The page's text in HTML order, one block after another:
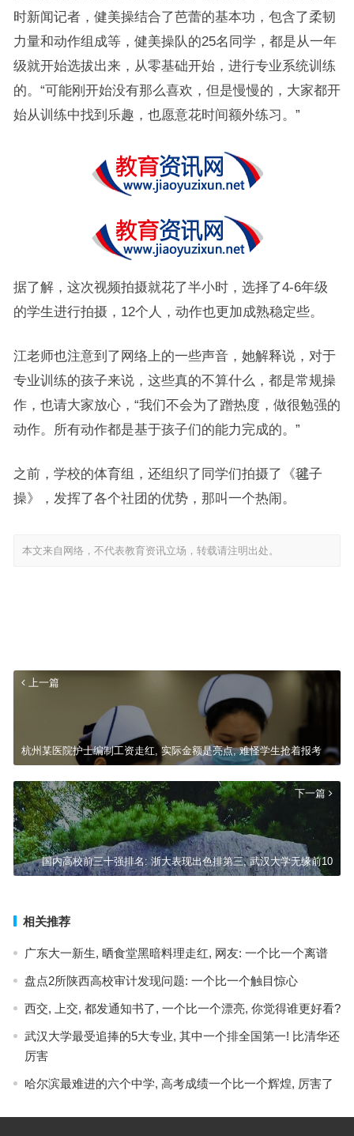
时新闻记者，健美操结合了芭蕾的基本功，包含了柔韧
力量和动作组成等，健美操队的25名同学，都是从一年
级就开始选拔出来，从零基础开始，进行专业系统训练
的。“可能刚开始没有那么喜欢，但是慢慢的，大家都开
始从训练中找到乐趣，也愿意花时间额外练习。”
据了解，这次视频拍摄就花了半小时，选择了4-6年级
的学生进行拍摄，12个人，动作也更加成熟稳定些。
江老师也注意到了网络上的一些声音，她解释说，对于
专业训练的孩子来说，这些真的不算什么，都是常规操
作，也请大家放心，“我们不会为了蹭热度，做很勉强的
动作。所有动作都是基于孩子们的能力完成的。”
之前，学校的体育组，还组织了同学们拍摄了《毽子
操》，发挥了各个社团的优势，那叫一个热闹。
本文来自网络，不代表教育资讯立场，转载请注明出处。
上一篇
杭州某医院护士编制工资走红, 实际金额是亮点, 难怪学生抢着报考
下一篇
国内高校前三十强排名: 浙大表现出色排第三, 武汉大学无缘前10
相关推荐
广东大一新生, 晒食堂黑暗料理走红, 网友: 一个比一个离谱
盘点2所陕西高校审计发现问题: 一个比一个触目惊心
西交, 上交, 都发通知书了, 一个比一个漂亮, 你觉得谁更好看?
武汉大学最受追捧的5大专业, 其中一个排全国第一! 比清华还
厉害
哈尔滨最难进的六个中学, 高考成绩一个比一个辉煌, 厉害了